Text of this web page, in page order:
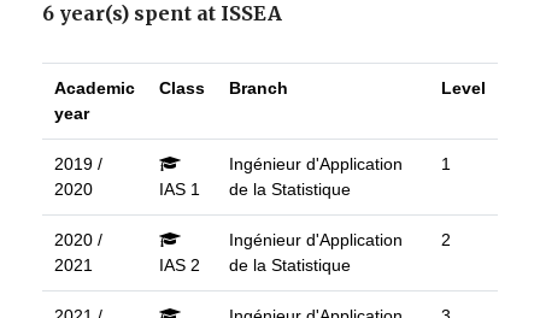
6 year(s) spent at ISSEA
Academic
year
Class Branch Level
2019 /
2020
IAS 1
Ingénieur d'Application
de la Statistique
1
2020 /
2021
IAS 2
Ingénieur d'Application
de la Statistique
2